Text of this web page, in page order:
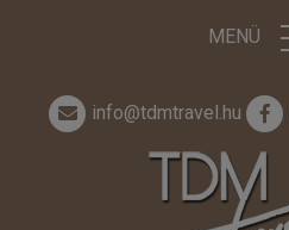
MENÜ
info@tdmtravel.hu